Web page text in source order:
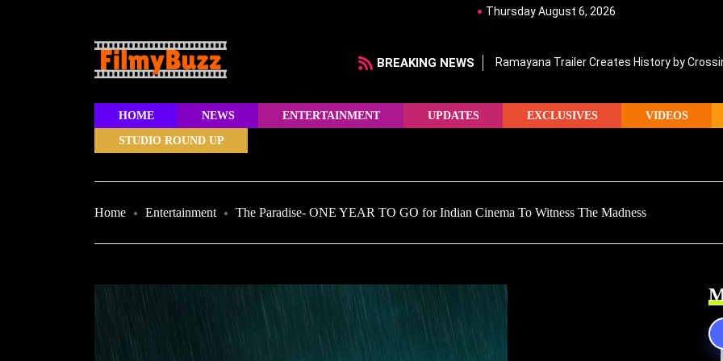
Thursday August 6, 2026
BREAKING NEWS Ramayana Trailer Creates History by
HOME NEWS ENTERTAINMENT UPDATES EXCLUSIVES VIDEOS
STUDIO ROUND UP
Home Entertainment The Paradise- ONE YEAR TO GO for Indian Cinema To Witness The Madness